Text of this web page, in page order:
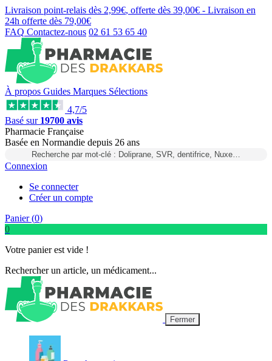
Livraison point-relais dès 2,99€, offerte dès 39,00€ - Livraison en
24h offerte dès 79,00€
FAQ Contactez-nous 02 61 53 65 40
À propos Guides Marques Sélections
4,7/5
Basé sur 19700 avis
Pharmacie Française
Basée en Normandie depuis 26 ans
Recherche par mot-clé : Doliprane, SVR, dentifrice, Nuxe…
Connexion
Se connecter
Créer un compte
Panier (0)
0
Votre panier est vide !
Rechercher un article, un médicament...
Fermer